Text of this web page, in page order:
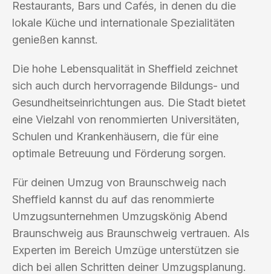
Restaurants, Bars und Cafés, in denen du die
lokale Küche und internationale Spezialitäten
genießen kannst.
Die hohe Lebensqualität in Sheffield zeichnet
sich auch durch hervorragende Bildungs- und
Gesundheitseinrichtungen aus. Die Stadt bietet
eine Vielzahl von renommierten Universitäten,
Schulen und Krankenhäusern, die für eine
optimale Betreuung und Förderung sorgen.
Für deinen Umzug von Braunschweig nach
Sheffield kannst du auf das renommierte
Umzugsunternehmen Umzugskönig Abend
Braunschweig aus Braunschweig vertrauen. Als
Experten im Bereich Umzüge unterstützen sie
dich bei allen Schritten deiner Umzugsplanung.